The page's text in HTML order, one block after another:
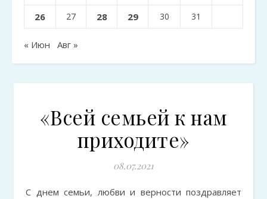
26 27 28 29 30 31
« Июн Авг »
«Всей семьей к нам
приходите»
08.07.2021
С днем семьи, любви и верности поздравляет